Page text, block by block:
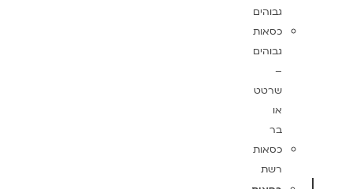
גבוהים
כסאות
גבוהים
–
שרטט
או
בר
כסאות
רשת